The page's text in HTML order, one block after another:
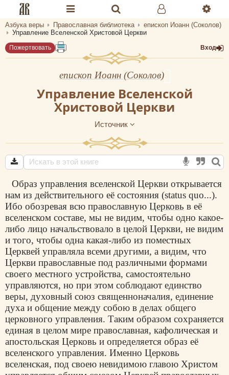
Разделы портала «Азбука веры»
Главная
Библиотеки
Медиа
Проверь себя
Тематическое
Семья и здоровье
Азбука веры Православная библиотека
епископ Иоанн (Соколов)
Управление Вселенской Христовой Церкви
Пожертвовать Вход
епископ Иоанн (Соколов)
Управление Вселенской
Христовой Церкви
Источник
Образ управления вселенской Церкви открывается
нам из действительного её состояния (status quo...).
Ибо обозревая всю православную Церковь в её
вселенском составе, мы не видим, чтобы одно какое-
либо лицо начальствовало в целой Церкви, не видим
и того, чтобы одна какая-либо из поместных
Церквей управляла всеми другими, а видим, что
Церкви православные под различными формами
своего местного устройства, самостоятельно
управляются, но при этом соблюдают единство
веры, духовный союз священноначалия, единение
духа и общение между собою в делах общего
церковного управления. Таким образом сохраняется
единая в целом мире православная, кафолическая и
апостольская Церковь и определяется образ её
вселенского управления. Именно Церковь
вселенская, под своею невидимою главою Христом